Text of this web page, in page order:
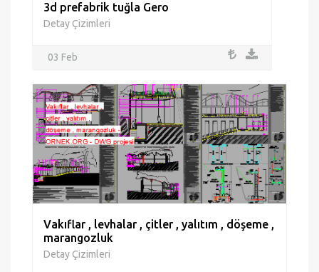
3d prefabrik tuğla Gero
Detay Çizimleri
03 Feb
Vakıflar , levhalar , çitler , yalıtım , döşeme ,
marangozluk
Detay Çizimleri